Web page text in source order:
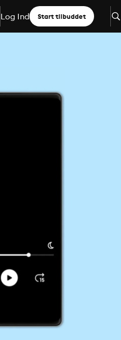
Log Ind Start tilbuddet